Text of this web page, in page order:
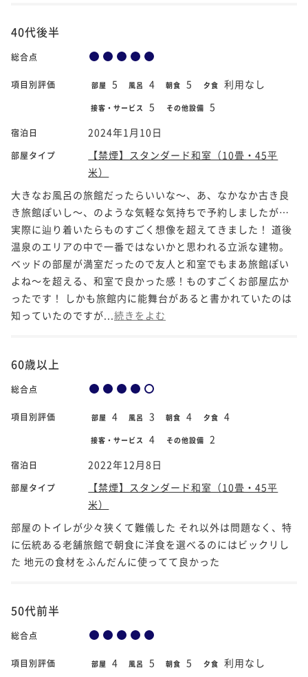
40代後半
総合点
項目別評価 部屋 5 風呂 4 朝食 5 夕食 利用なし
接客・サービス 5 その他設備 5
宿泊日 2024年1月10日
部屋タイプ
【禁煙】スタンダード和室（10畳・45平
米）
大きなお風呂の旅館だったらいいな～、あ、なかなか古き良
き旅館ぽいし～、のような気軽な気持ちで予約しましたが…
実際に辿り着いたらものすごく想像を超えてきました！ 道後
温泉のエリアの中で一番ではないかと思われる立派な建物。
ベッドの部屋が満室だったので友人と和室でもまあ旅館ぽい
よね～を超える、和室で良かった感！ものすごくお部屋広か
ったです！ しかも旅館内に能舞台があると書かれていたのは
知っていたのですが... 続きをよむ
60歳以上
総合点
項目別評価 部屋 4 風呂 3 朝食 4 夕食 4
接客・サービス 4 その他設備 2
宿泊日 2022年12月8日
部屋タイプ
【禁煙】スタンダード和室（10畳・45平
米）
部屋のトイレが少々狭くて難儀した それ以外は問題なく、特
に伝統ある老舗旅館で朝食に洋食を選べるのにはビックリし
た 地元の食材をふんだんに使ってて良かった
50代前半
総合点
項目別評価 部屋 4 風呂 5 朝食 5 夕食 利用なし